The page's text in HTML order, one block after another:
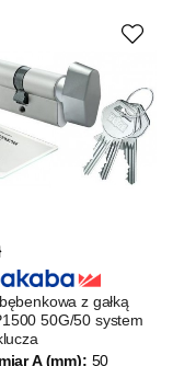
z gałką
50G/50 system
A (mm): 50